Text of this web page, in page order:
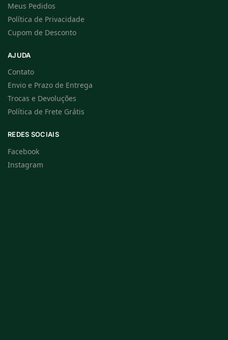
Meus Pedidos
Política de Privacidade
Cupom de Desconto
AJUDA
Contato
Envio e Prazo de Entrega
Trocas e Devoluções
Política de Frete Grátis
REDES SOCIAIS
Facebook
Instagram